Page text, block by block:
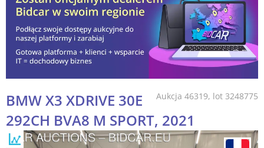
Aukcja 46319, lot 3248775
BMW X3 XDRIVE 30E
292CH BVA8 M SPORT, 2021